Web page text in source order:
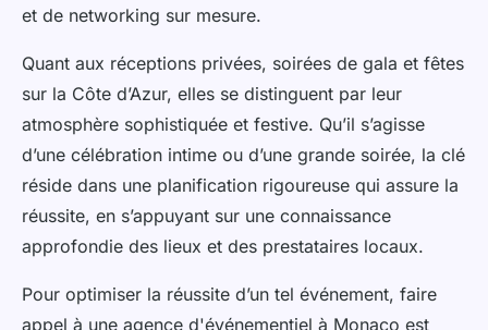
et de networking sur mesure.
Quant aux réceptions privées, soirées de gala et fêtes
sur la Côte d’Azur, elles se distinguent par leur
atmosphère sophistiquée et festive. Qu’il s’agisse
d’une célébration intime ou d’une grande soirée, la clé
réside dans une planification rigoureuse qui assure la
réussite, en s’appuyant sur une connaissance
approfondie des lieux et des prestataires locaux.
Pour optimiser la réussite d’un tel événement, faire
appel à une agence d'événementiel à Monaco est